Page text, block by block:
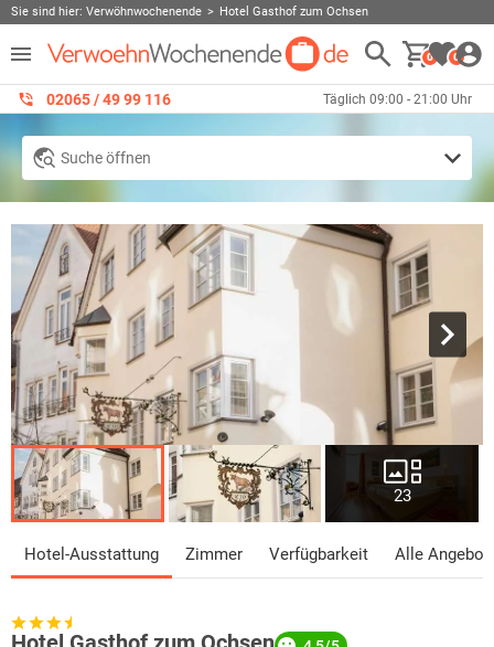
Sie sind hier: Verwöhnwochenende Hotel Gasthof zum Ochsen
0 0
02065 / 49 ‌99 116 Täglich 09:00 - 21:00 Uhr
Suche öffnen
23
Hotel-Ausstattung Zimmer Verfügbarkeit Alle